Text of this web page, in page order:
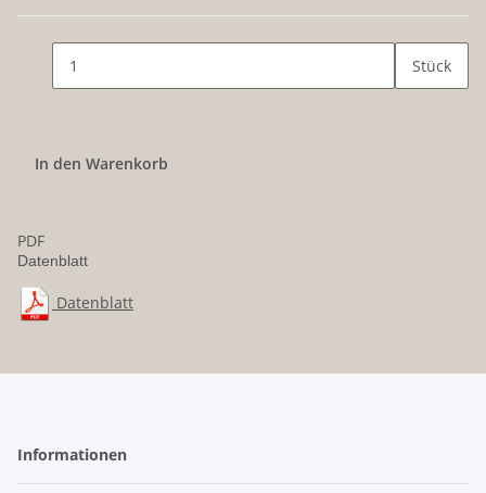
Stück
In den Warenkorb
PDF
Datenblatt
Datenblatt
Informationen